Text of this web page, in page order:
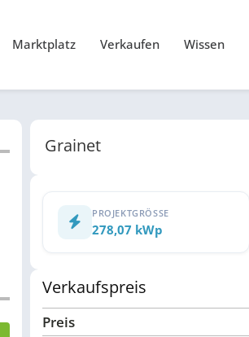
Marktplatz Verkaufen Wissen
Grainet
PROJEKTGRÖSSE
278,07 kWp
Verkaufspreis
Preis